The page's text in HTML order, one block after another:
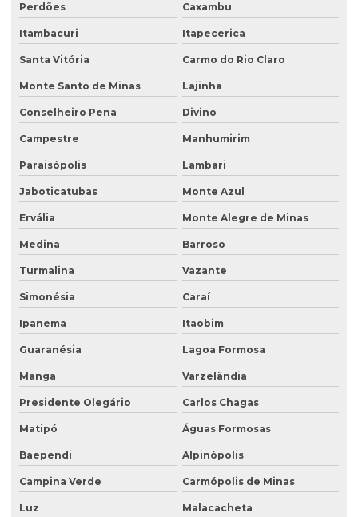
Plano de recuperação de área degradada
Plano de recuperação de área degradada pela mineração
Poço de monitoramento
Poço de monitoramento afogado
Poço de monitoramento de água subterrânea
Poço de monitoramento ambiental
Poço de monitoramento de lençol freático
Poço de monitoramento multinível
Poço de monitoramento posto de combustível
Programa de monitoramento de efluentes líquidos
Projeto recuperação de área degradada
Projeto de recuperação de área degradada prad
Recuperação de área degradada por garimpo
Recuperação de área degradada pela agricultura
Recuperação de área degradada pela mineração
Recuperação de áreas ambientais degradadas
Perdões Caxambu
Itambacuri Itapecerica
Santa Vitória Carmo do Rio Claro
Monte Santo de Minas Lajinha
Conselheiro Pena Divino
Campestre Manhumirim
Paraisópolis Lambari
Jaboticatubas Monte Azul
Ervália Monte Alegre de Minas
Medina Barroso
Turmalina Vazante
Simonésia Caraí
Ipanema Itaobim
Guaranésia Lagoa Formosa
Manga Varzelândia
Presidente Olegário Carlos Chagas
Matipó Águas Formosas
Baependi Alpinópolis
Campina Verde Carmópolis de Minas
Luz Malacacheta